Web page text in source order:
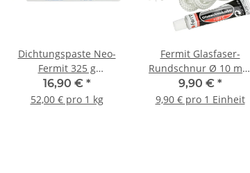
Dichtungspaste Neo-
Fermit 325 g
Gewindedichtung für
Gas Wasserinstallation
16,90 € *
52,00 € pro 1 kg
Fermit Glasfaser-
Rundschnur Ø 10 mm
2,5m im Set mit
Dichtschnurkleber
9,90 € *
9,90 € pro 1 Einheit